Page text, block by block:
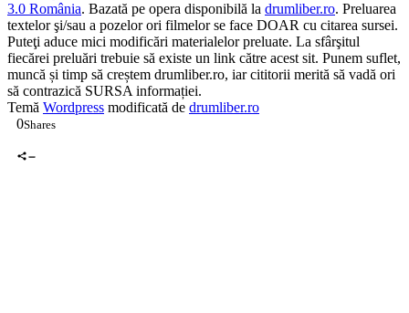
www.drumliber.roeste licenţiat printr-
oLicenţă Creative Commons Atribuire-Necomercial-FărăModificări
3.0 România . Bazată pe opera disponibilă ladrumliber.ro. Preluarea
textelor şi/sau a pozelor ori filmelor se face DOAR cu citarea sursei.
Puteţi aduce mici modificări materialelor preluate. La sfârşitul
fiecărei preluări trebuie să existe un link către acest sit. Punem suflet,
muncă și timp să creștem drumliber.ro, iar cititorii merită să vadă ori
să contrazică SURSA informației.
0Shares